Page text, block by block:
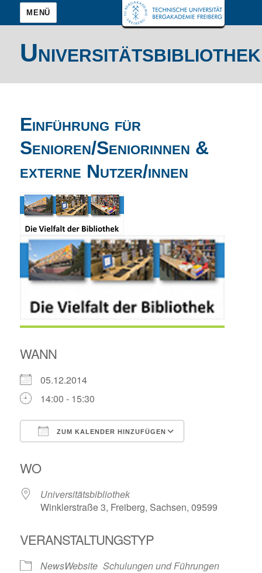
MENÜ
Universitätsbibliothek
Einführung für
Senioren/Seniorinnen &
externe Nutzer/innen
WANN
05.12.2014
14:00 - 15:30
ZUM KALENDER HINZUFÜGEN
WO
Universitätsbibliothek
Winklerstraße 3, Freiberg, Sachsen, 09599
VERANSTALTUNGSTYP
NewsWebsite Schulungen und Führungen